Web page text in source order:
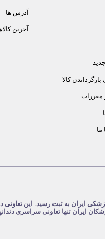
کالا
مقررات
ما
آدرس ها
آخرین
ایران تنها تعاونی سراسری